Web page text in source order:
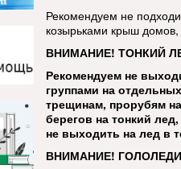
Рекомендуем не
козырьками крыш домов,
ВНИМАНИЕ! ТОНКИЙ
Рекомендуем не
группами на
трещинам, прорубям
берегов на тонкий
не выходить на лед в
ВНИМАНИЕ!